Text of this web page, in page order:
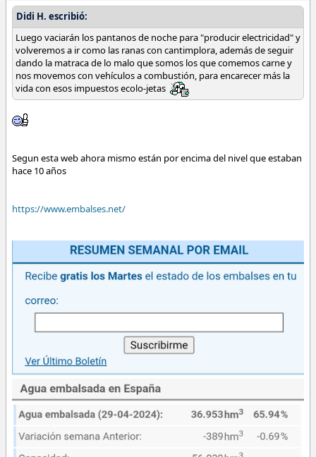
Didi H. escribió:
Luego vaciarán los pantanos de noche para "producir electricidad" y
volveremos a ir como las ranas con cantimplora, además de seguir
dando la matraca de lo malo que somos los que comemos carne y
nos movemos con vehículos a combustión, para encarecer más la
vida con esos impuestos ecolo-jetas
Segun esta web ahora mismo están por encima del nivel que estaban
hace 10 años
https://www.embalses.net/